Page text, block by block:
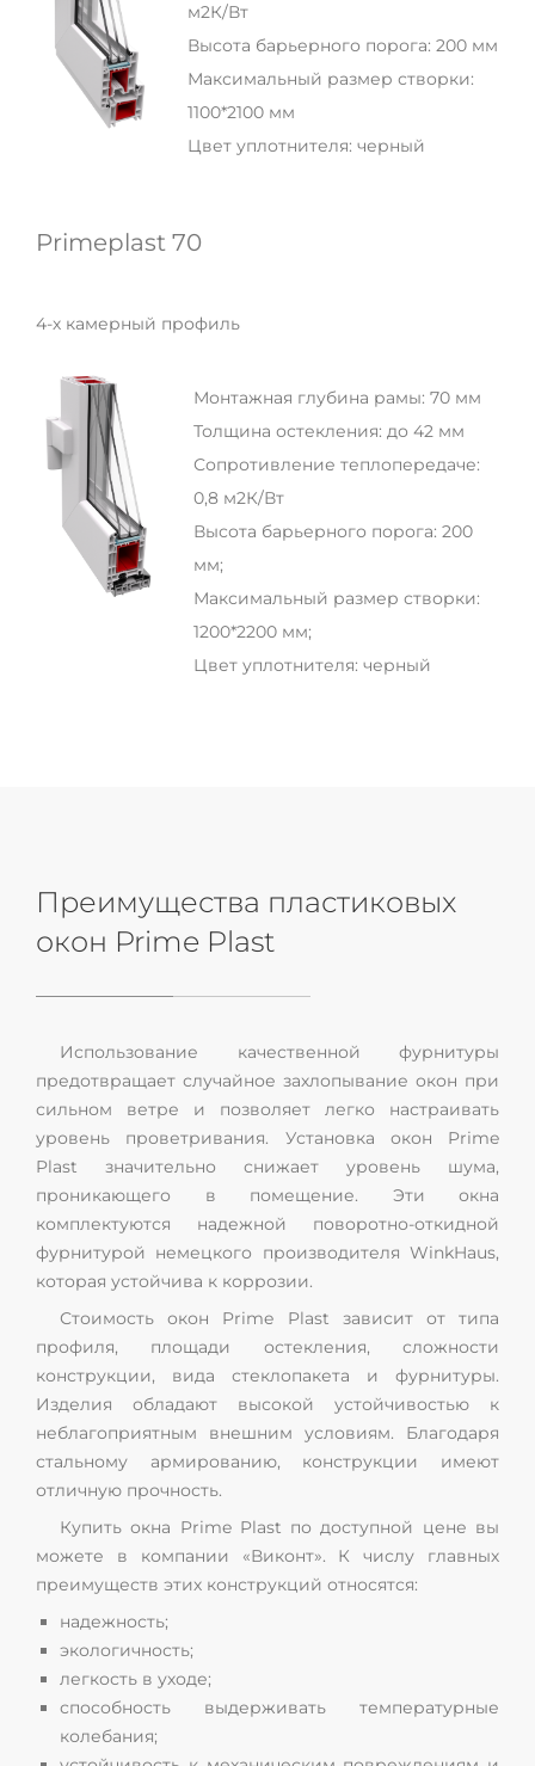
м2К/Вт
Высота барьерного порога: 200 мм
Максимальный размер створки:
1100*2100 мм
Цвет уплотнителя: черный
Primeplast 70
4-х камерный профиль
Монтажная глубина рамы: 70 мм
Толщина остекления: до 42 мм
Сопротивление теплопередаче:
0,8 м2К/Вт
Высота барьерного порога: 200
мм;
Максимальный размер створки:
1200*2200 мм;
Цвет уплотнителя: черный
Преимущества пластиковых
окон Prime Plast
Использование качественной фурнитуры
предотвращает случайное захлопывание окон при
сильном ветре и позволяет легко настраивать
уровень проветривания. Установка окон Prime
Plast значительно снижает уровень шума,
проникающего в помещение. Эти окна
комплектуются надежной поворотно-откидной
фурнитурой немецкого производителя WinkHaus,
которая устойчива к коррозии.
Стоимость окон Prime Plast зависит от типа
профиля, площади остекления, сложности
конструкции, вида стеклопакета и фурнитуры.
Изделия обладают высокой устойчивостью к
неблагоприятным внешним условиям. Благодаря
стальному армированию, конструкции имеют
отличную прочность.
Купить окна Prime Plast по доступной цене вы
можете в компании «Виконт». К числу главных
преимуществ этих конструкций относятся:
надежность;
экологичность;
легкость в уходе;
способность выдерживать температурные
колебания;